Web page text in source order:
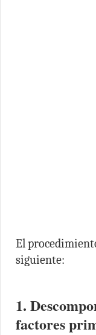
El
siguiente:
1.
factores